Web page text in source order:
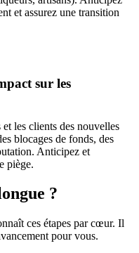
et assurez une transition
sur les
les clients des nouvelles
blocages de fonds, des
Anticipez et
piège.
?
ces étapes par cœur. Il
pour vous.